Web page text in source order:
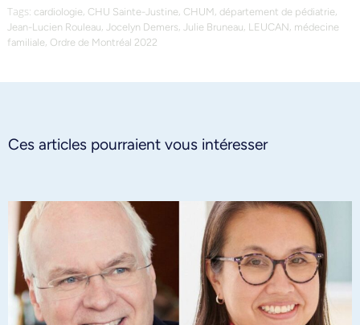
Tags: cardiologie, CHU Sainte-Justine, CHUM, département de pédiatrie,
Jean-Lucien Rouleau, Jocelyn Demers, Julie Bruneau, LEUCAN, médecine
familiale, Ordre de Montréal 2022
Ces articles pourraient vous intéresser